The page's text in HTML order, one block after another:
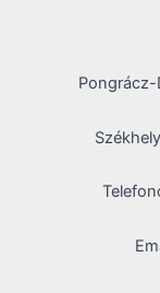
Pongrácz-